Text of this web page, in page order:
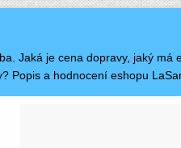
Jaká je cena dopravy, jaký
Popis a hodnocení eshopu